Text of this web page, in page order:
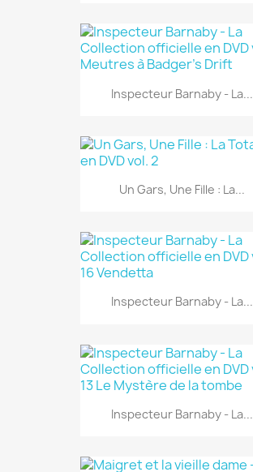
Inspecteur Barnaby - La...
Un Gars, Une Fille : La...
Inspecteur Barnaby - La...
Inspecteur Barnaby - La...